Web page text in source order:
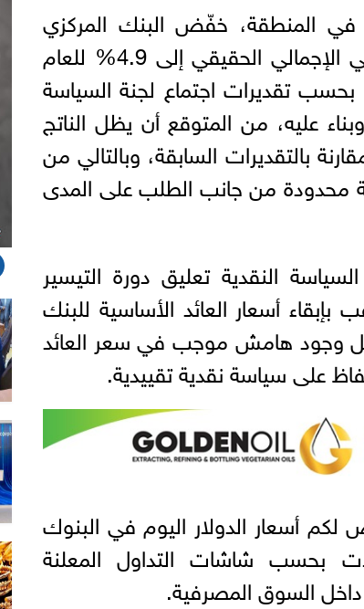
في المنطقة، خفّض البنك المركزي
المصري توقعاته لنمو الناتج المحلي الإجمالي الحقيقي إلى 4.9% للعام
2025/2026، مقابل 5.1% بحسب تقديرات اجتماع لجنة السياسة
السابق في فبراير 2026، وبناء عليه، من المتوقع أن يظل الناتج
بالتقديرات السابقة، وبالتالي من
محدودة من جانب الطلب على المدى
النقدية تعليق دورة التيسير
بإبقاء أسعار العائد الأساسية للبنك
وجود هامش موجب في سعر العائد
على سياسة نقدية تقييدية.
أسعار الدولار اليوم في البنوك
بحسب شاشات التداول المعلنة
داخل السوق المصرفية.